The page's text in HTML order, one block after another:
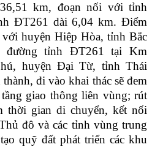
km, đoạn nối với tỉnh
ĐT261 dài 6,04 km. Điểm
huyện Hiệp Hòa, tỉnh Bắc
đường tỉnh ĐT261 tại Km
huyện Đại Từ, tỉnh Thái
đi vào khai thác sẽ đem
giao thông liên vùng; rút
thời gian di chuyển, kết nối
đô và các tỉnh vùng trung
quỹ đất phát triển các khu